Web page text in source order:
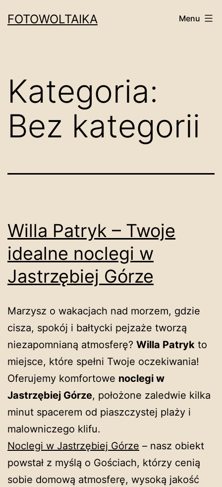
doFOTOWOLTAIKA Menu
Kategoria:
Bez kategorii
Willa Patryk – Twoje
idealne noclegi w
Jastrzębiej Górze
Marzysz o wakacjach nad morzem, gdzie
cisza, spokój i bałtycki pejzaże tworzą
niezapomnianą atmosferę? Willa Patryk to
miejsce, które spełni Twoje oczekiwania!
Oferujemy komfortowe noclegi w
Jastrzębiej Górze, położone zaledwie kilka
minut spacerem od piaszczystej plaży i
malowniczego klifu.
Noclegi w Jastrzębiej Górze – nasz obiekt
powstał z myślą o Gościach, którzy cenią
sobie domową atmosferę, wysoką jakość